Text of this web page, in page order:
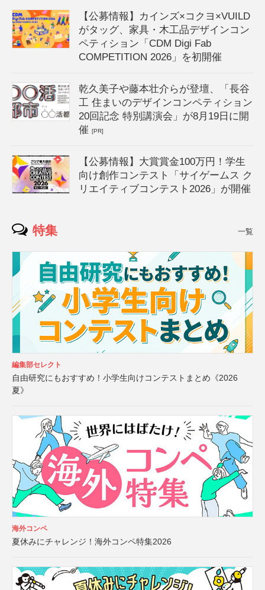
【公募情報】カインズ×コクヨ×VUILD
がタッグ、家具・木工品デザインコン
ペティション「CDM Digi Fab
COMPETITION 2026」を初開催
乾久美子や藤本壮介らが登壇、「長谷
工 住まいのデザインコンペティション
20回記念 特別講演会」が8月19日に開
催[PR]
【公募情報】大賞賞金100万円！学生
向け創作コンテスト「サイゲームス ク
リエイティブコンテスト2026」が開催
特集 一覧
編集部セレクト
自由研究にもおすすめ！小学生向けコンテストまとめ《2026
夏》
海外コンペ
夏休みにチャレンジ！海外コンペ特集2026